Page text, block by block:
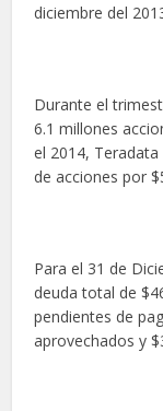
diciembre del
Durante el
6.1 millones
el 2014,
de acciones por
Para el 31 de
deuda total de
pendientes de
aprovechados y